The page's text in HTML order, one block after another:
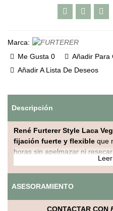
Marca:
Me Gusta 0 Añadir Para
Añadir A Lista De Deseos
Descripción
René Furterer Style Laca
fijación fuerte y flexible que
horas sin apelmazar ni
extractos vegetales
esta laca proporciona un
preservando la salud y el brillo
Su textura ultrafina se seca
ASESORAMIENTO
CONTACTAR CON